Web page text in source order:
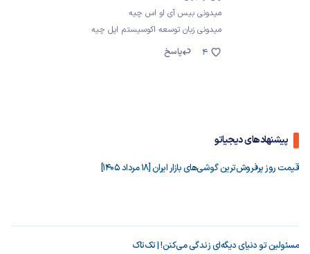
میدونی بیس آی او اس چیه
میدونی زبان توسعه اکوسیستم اپل چیه
پاسخ
4
پیشنهادهای دیجیاتو
قیمت روز پرفروش‌ترین گوشی‌های بازار ایران [18 مرداد 1405]
مسئولین تو دنیای دیگه‌ای زندگی می‌کنن! | تک‌تاک